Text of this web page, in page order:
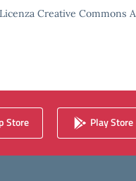
Creative Commons
Store Play Store